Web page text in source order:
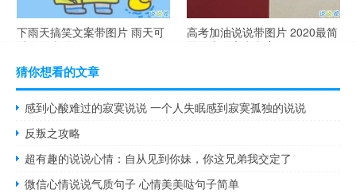
下雨天搞笑文案带图片 雨天可
以发的幽默句子
高考加油说说带图片 2020最简
单励志的高考文案
猜你想看的文章
感到心酸难过的寂寞说说 一个人失眠感到寂寞孤独的说说
反叛之攻略
超有趣的说说心情：自从见到你妹，你这兄弟我交定了
微信心情说说气质句子 心情美美哒句子简单